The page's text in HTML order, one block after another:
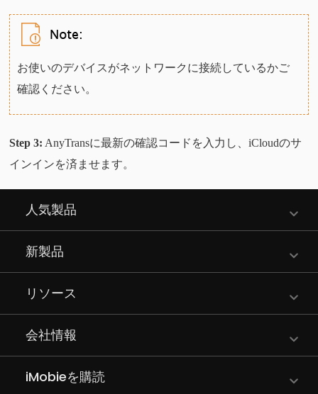
お使いのデバイスがネットワークに接続しているかご
確認ください。
Step 3: AnyTransに最新の確認コードを入力し、iCloudのサ
インインを済ませます。
人気製品
新製品
リソース
会社情報
iMobieを購読